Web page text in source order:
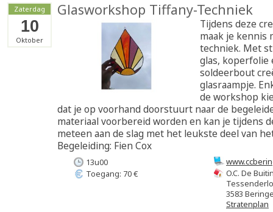
Zaterdag
10
Oktober
Glasworkshop Tiffany-Techniek
Tijdens deze
maak je kennis
techniek. Met
glas, koperfolie
soldeerbout
glasraampje.
de workshop
dat je op voorhand doorstuurt naar de
materiaal voorbereid worden en kan je tijdens
meteen aan de slag met het leukste deel van
Begeleiding: Fien Cox
O.C. De
3583
Stratenplan
13u00
Toegang: 70 €